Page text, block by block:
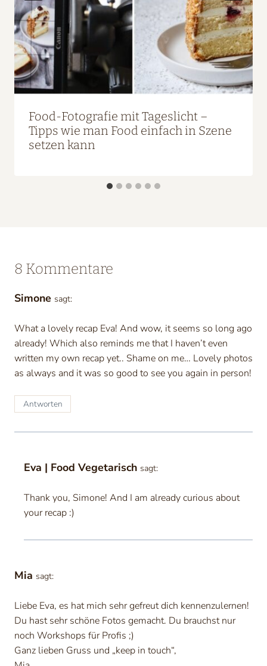
Food-Fotografie mit Tageslicht –
Tipps wie man Food einfach in Szene
setzen kann
8 Kommentare
Simone sagt:
What a lovely recap Eva! And wow, it seems so long ago
already! Which also reminds me that I haven’t even
written my own recap yet.. Shame on me… Lovely photos
as always and it was so good to see you again in person!
Antworten
Eva | Food Vegetarisch sagt:
Thank you, Simone! And I am already curious about
your recap :)
Mia sagt:
Liebe Eva, es hat mich sehr gefreut dich kennenzulernen!
Du hast sehr schöne Fotos gemacht. Du brauchst nur
noch Workshops für Profis ;)
Ganz lieben Gruss und „keep in touch“,